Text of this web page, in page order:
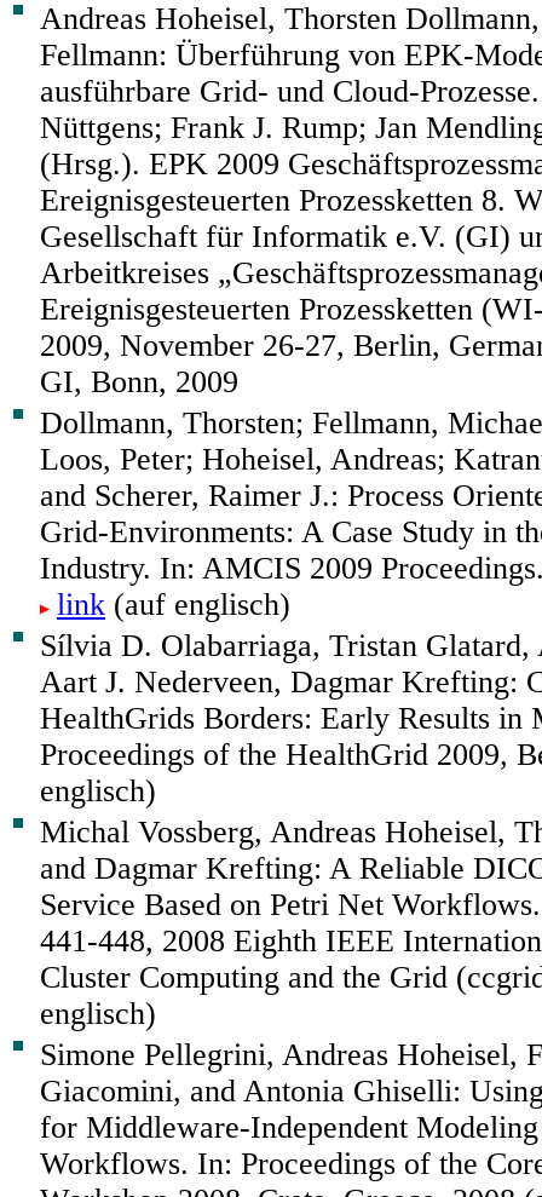
Andreas Hoheisel, Thorsten
Fellmann: Überführung von EPK-
ausführbare Grid- und Cloud-
Nüttgens; Frank J. Rump; Jan
(Hrsg.). EPK 2009
Ereignisgesteuerten Prozessketten 8.
Gesellschaft für Informatik e.V. (GI)
Arbeitkreises
Ereignisgesteuerten Prozessketten
2009, November 26-27, Berlin,
GI, Bonn, 2009
Dollmann, Thorsten; Fellmann,
Loos, Peter; Hoheisel, Andreas;
and Scherer, Raimer J.: Process
Grid-Environments: A Case Study in
Industry. In: AMCIS 2009
link (auf englisch)
Sílvia D. Olabarriaga, Tristan Glatard,
Aart J. Nederveen, Dagmar Krefting:
HealthGrids Borders: Early Results in
Proceedings of the HealthGrid 2009,
englisch)
Michal Vossberg, Andreas Hoheisel,
and Dagmar Krefting: A Reliable
Service Based on Petri Net
441-448, 2008 Eighth IEEE
Cluster Computing and the Grid
englisch)
Simone Pellegrini, Andreas Hoheisel,
Giacomini, and Antonia Ghiselli:
for Middleware-Independent
Workflows. In: Proceedings of the